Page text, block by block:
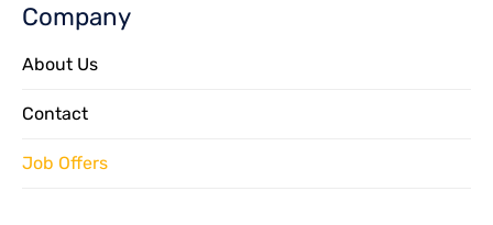
Company
About Us
Contact
Job Offers